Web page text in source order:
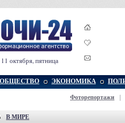
11 октября, пятница
ОБЩЕСТВО ЭКОНОМИКА
Фоторепортажи
В МИРЕ